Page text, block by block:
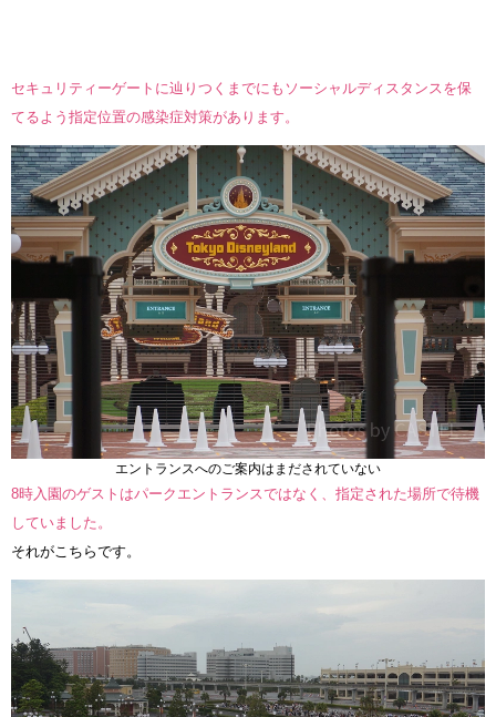
セキュリティーゲートに辿りつくまでにもソーシャルディスタンスを保
てるよう指定位置の感染症対策があります。
エントランスへのご案内はまだされていない
8時入園のゲストはパークエントランスではなく、指定された場所で待機
していました。
それがこちらです。